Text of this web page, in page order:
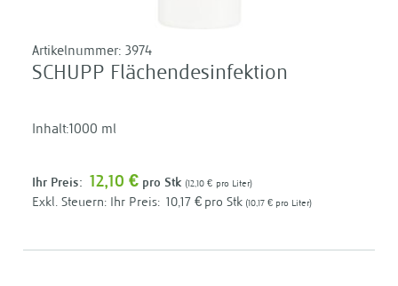
Artikelnummer: 3974
SCHUPP Flächendesinfektion
Inhalt:1000 ml
Ihr Preis: 12,10 € pro Stk 12,10 € pro Liter
Ihr Preis: 10,17 € pro Stk 10,17 € pro Liter